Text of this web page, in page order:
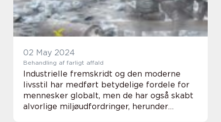
02 May 2024
Behandling af farligt affald
Industrielle fremskridt og den moderne
livsstil har medført betydelige fordele for
mennesker globalt, men de har også skabt
alvorlige miljøudfordringer, herunder